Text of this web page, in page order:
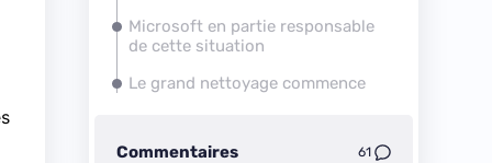
Microsoft en partie responsable
de cette situation
Le grand nettoyage commence
Commentaires 61